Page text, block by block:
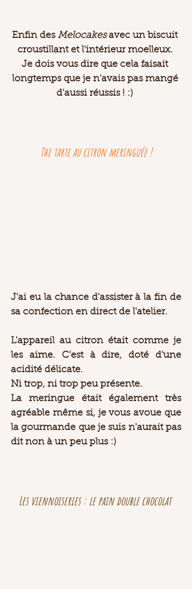
Enfin des Melocakes avec un biscuit
croustillant et l'intérieur moelleux.
Je dois vous dire que cela faisait
longtemps que je n'avais pas mangé
d'aussi réussis ! :)
The tarte au citron meringuée !
J'ai eu la chance d'assister à la fin de
sa confection en direct de l'atelier.
L'appareil au citron était comme je
les aime. C'est à dire, doté d'une
acidité délicate.
Ni trop, ni trop peu présente.
La meringue était également très
agréable même si, je vous avoue que
la gourmande que je suis n'aurait pas
dit non à un peu plus :)
Les viennoiseries : le pain double chocolat